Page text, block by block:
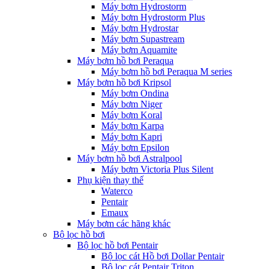
Máy bơm Hydrostorm
Máy bơm Hydrostorm Plus
Máy bơm Hydrostar
Máy bơm Supastream
Máy bơm Aquamite
Máy bơm hồ bơi Peraqua
Máy bơm hồ bơi Peraqua M series
Máy bơm hồ bơi Kripsol
Máy bơm Ondina
Máy bơm Niger
Máy bơm Koral
Máy bơm Karpa
Máy bơm Kapri
Máy bơm Epsilon
Máy bơm hồ bơi Astralpool
Máy bơm Victoria Plus Silent
Phụ kiện thay thế
Waterco
Pentair
Emaux
Máy bơm các hãng khác
Bộ lọc hồ bơi
Bộ lọc hồ bơi Pentair
Bộ lọc cát Hồ bơi Dollar Pentair
Bộ lọc cát Pentair Triton